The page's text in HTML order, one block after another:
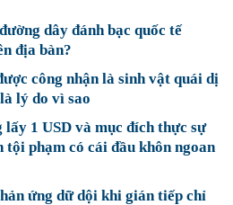
dây đánh bạc quốc tế
địa bàn?
công nhận là sinh vật quái dị
lý do vì sao
lấy 1 USD và mục đích thực sự
phạm có cái đầu khôn ngoan
ứng dữ dội khi gián tiếp chỉ